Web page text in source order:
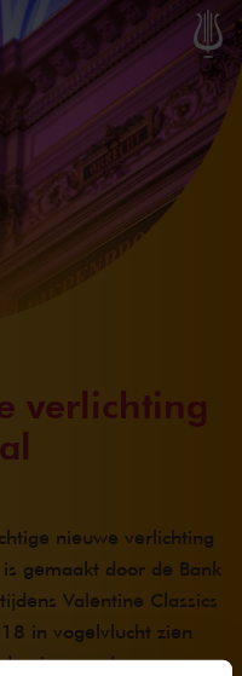
verlichting
nieuwe verlichting
gemaakt door de Bank
Valentine Classics
in vogelvlucht zien
nieuwe, duurzame